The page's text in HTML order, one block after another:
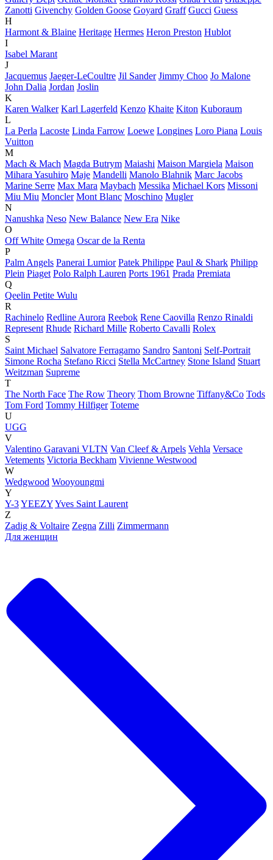
Zanotti Givenchy Golden Goose Goyard Graff Gucci Guess
H
Harmont & Blaine Heritage Hermes Heron Preston Hublot
I
Isabel Marant
J
Jacquemus Jaeger-LeCoultre Jil Sander Jimmy Choo Jo Malone
John Dalia Jordan Joslin
K
Karen Walker Karl Lagerfeld Kenzo Khaite Kiton Kuboraum
L
La Perla Lacoste Linda Farrow Loewe Longines Loro Piana Louis
Vuitton
M
Mach & Mach Magda Butrym Maiashi Maison Margiela Maison
Mihara Yasuhiro Maje Mandelli Manolo Blahnik Marc Jacobs
Marine Serre Max Mara Maybach Messika Michael Kors Missoni
Miu Miu Moncler Mont Blanc Moschino Mugler
N
Nanushka Neso New Balance New Era Nike
O
Off White Omega Oscar de la Renta
P
Palm Angels Panerai Lumior Patek Philippe Paul & Shark Philipp
Plein Piaget Polo Ralph Lauren Ports 1961 Prada Premiata
Q
Qeelin Petite Wulu
R
Rachinelo Redline Aurora Reebok Rene Caovilla Renzo Rinaldi
Represent Rhude Richard Mille Roberto Cavalli Rolex
S
Saint Michael Salvatore Ferragamo Sandro Santoni Self-Portrait
Simone Rocha Stefano Ricci Stella McCartney Stone Island Stuart
Weitzman Supreme
T
The North Face The Row Theory Thom Browne Tiffany&Co Tods
Tom Ford Tommy Hilfiger Toteme
U
UGG
V
Valentino Garavani VLTN Van Cleef & Arpels Vehla Versace
Vetements Victoria Beckham Vivienne Westwood
W
Wedgwood Wooyoungmi
Y
Y-3YEEZYYves Saint Laurent
Z
Zadig & Voltaire Zegna Zilli Zimmermann
Для женщин